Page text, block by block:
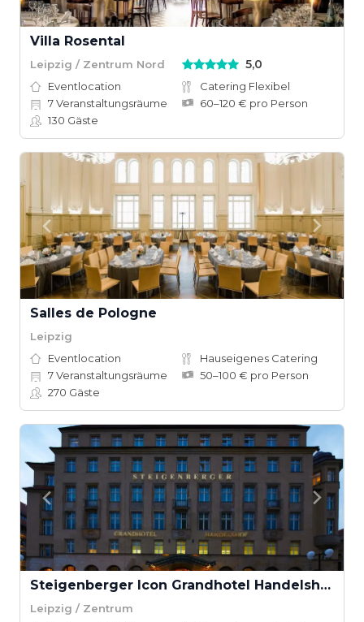
Villa Rosental
Leipzig / Zentrum Nord 5,0
Eventlocation
Catering Flexibel
7Veranstaltungsräume
60–120 € pro Person
130 Gäste
Salles de Pologne
Leipzig
Eventlocation
Hauseigenes Catering
7Veranstaltungsräume
50–100 € pro Person
270 Gäste
Steigenberger Icon Grandhotel Handelshof Leipzig
Leipzig / Zentrum